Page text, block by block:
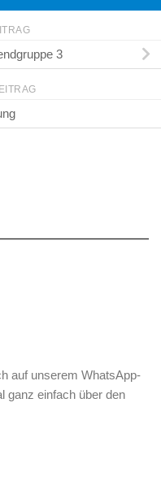
3
auf unserem WhatsApp-
ganz einfach über den